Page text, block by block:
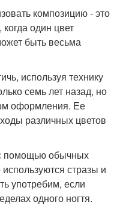
композицию - это
когда один цвет
быть весьма
используя технику
семь лет назад, но
оформления. Ее
различных цветов
помощью обычных
стразы и
употребим, если
одного ногтя.